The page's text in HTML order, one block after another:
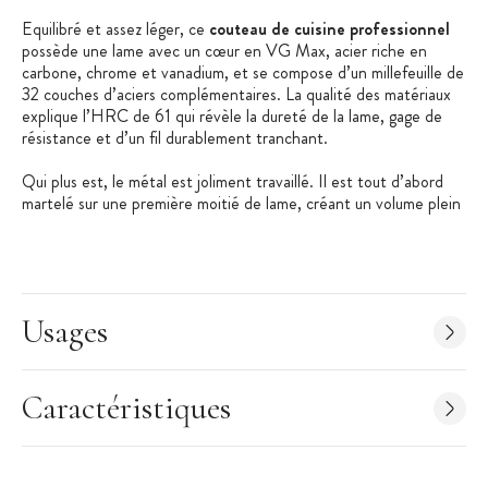
Equilibré et assez léger, ce couteau de cuisine professionnel
possède une lame avec un cœur en VG Max, acier riche en
carbone, chrome et vanadium, et se compose d’un millefeuille de
32 couches d’aciers complémentaires. La qualité des matériaux
explique l’HRC de 61 qui révèle la dureté de la lame, gage de
résistance et d’un fil durablement tranchant.
Qui plus est, le métal est joliment travaillé. Il est tout d’abord
martelé sur une première moitié de lame, créant un volume plein
une fois coupé finement.
Pour révéler les madrures de la lame damas, cette dernière est
dépolie sur le dernier quart de sa surface. Enfin, la lame de ce
couteau de Chef professionnelse termine par un fil tranchant,
aiguisé selon un angle fin de 15°.
Les professionnels et les particuliers apprécieront également
Usages
Caractéristiques